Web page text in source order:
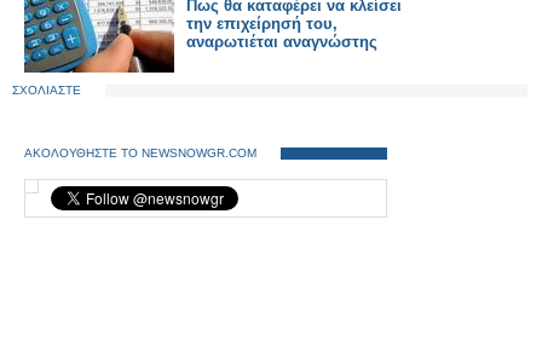
Πως θα καταφέρει να κλείσει
την επιχείρησή του,
αναρωτιέται αναγνώστης
ΣΧΟΛΙΑΣΤΕ
ΑΚΟΛΟΥΘΗΣΤΕ ΤΟ NEWSNOWGR.COM